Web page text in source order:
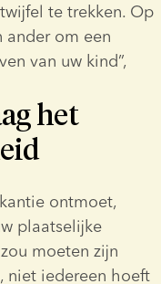
te trekken. Op
ander om een
van uw kind”,
het
ontmoet,
plaatselijke
moeten zijn
niet iedereen hoeft